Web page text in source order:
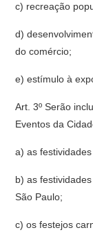
c) recreação
d)
do comércio;
e) estímulo à
Art. 3º Serão
Eventos da
a) as
b) as
São Paulo;
c) os festejos